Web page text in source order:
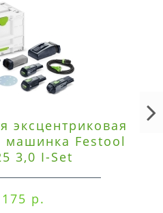
эксцентриковая
Festool
3,0 I-Set
р.